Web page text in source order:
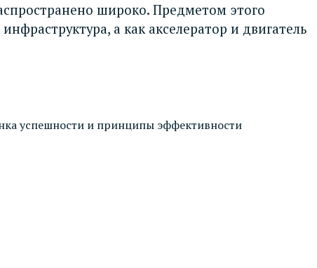
широко. Предметом этого
а как акселератор и двигатель
успешности и принципы эффективности